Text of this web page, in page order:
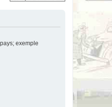
exemple